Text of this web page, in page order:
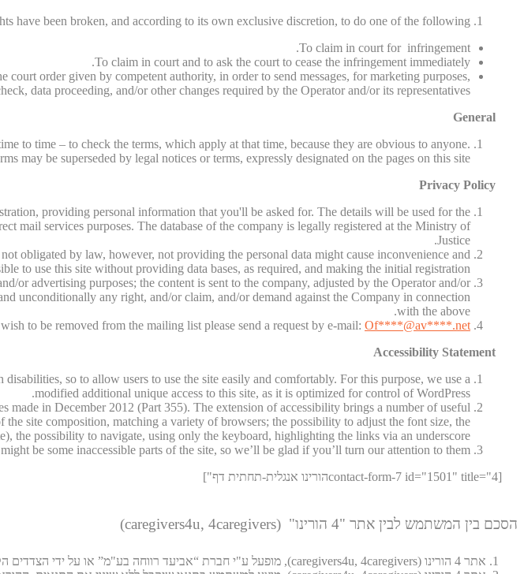
have been broken, and according to its own exclusive discretion, to do one of the following:
To claim in court for infringement.
To claim in court and to ask the court to cease the infringement immediately.
order given by competent authority, in order to send messages, for marketing purposes,
data proceeding, and/or other changes required by the Operator and/or its representatives.
General
to time – to check the terms, which apply at that time, because they are obvious to anyone.
may be superseded by legal notices or terms, expressly designated on the pages on this site.
Privacy Policy
providing personal information that you'll be asked for. The details will be used for the
mail services purposes. The database of the company is legally registered at the Ministry of
Justice.
obligated by law, however, not providing the personal data might cause inconvenience and
to use this site without providing data bases, as required, and making the initial registration.
or advertising purposes; the content is sent to the company, adjusted by the Operator and/or
unconditionally any right, and/or claim, and/or demand against the Company in connection
with the above.
to be removed from the mailing list please send a request by e-mail: Of****@av****.net
Accessibility Statement
so to allow users to use the site easily and comfortably. For this purpose, we use a
modified additional unique access to this site, as it is optimized for control of WordPress.
in December 2012 (Part 355). The extension of accessibility brings a number of useful
site composition, matching a variety of browsers; the possibility to adjust the font size, the
the possibility to navigate, using only the keyboard, highlighting the links via an underscore.
be some inaccessible parts of the site, so we’ll be glad if you’ll turn our attention to them.
[contact-form-7 id="1501" title="4הורינו אנגלית-תחתית דף"]
הסכם בין המשתמש לבין אתר "4 הורינו" (caregivers4u, 4caregivers)
אתר 4 הורינו (caregivers4u, 4caregivers), מופעל ע"י חברת “אביעד רווחה בע"מ” או על ידי הצדדים הקשורים אליה או חברות הבת שלה (להלן: "המפעילה")